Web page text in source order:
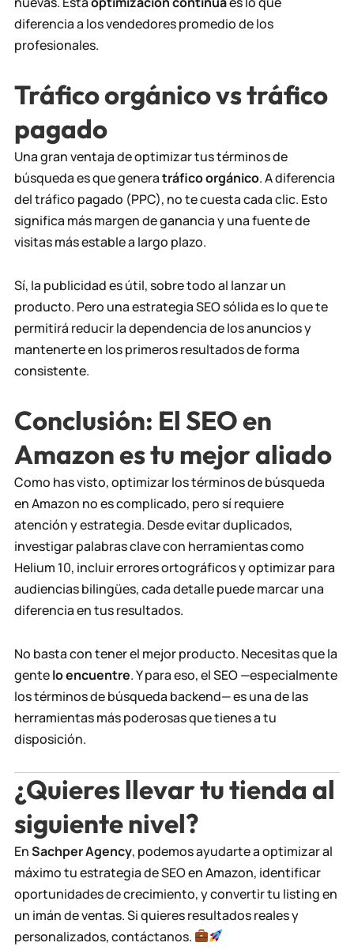
diferencia a los vendedores promedio de los
profesionales.
Tráfico orgánico vs tráfico
pagado
Una gran ventaja de optimizar tus términos de
búsqueda es que generatráfico orgánico. A diferencia
del tráfico pagado (PPC), no te cuesta cada clic. Esto
significa más margen de ganancia y una fuente de
visitas más estable a largo plazo.
Sí, la publicidad es útil, sobre todo al lanzar un
producto. Pero una estrategia SEO sólida es lo que te
permitirá reducir la dependencia de los anuncios y
mantenerte en los primeros resultados de forma
consistente.
Conclusión: El SEO en
Amazon es tu mejor aliado
Como has visto, optimizar los términos de búsqueda
en Amazon no es complicado, pero sí requiere
atención y estrategia. Desde evitar duplicados,
investigar palabras clave con herramientas como
Helium 10, incluir errores ortográficos y optimizar para
audiencias bilingües, cada detalle puede marcar una
diferencia en tus resultados.
No basta con tener el mejor producto. Necesitas que la
gentelo encuentre. Y para eso, el SEO —especialmente
los términos de búsqueda backend— es una de las
herramientas más poderosas que tienes a tu
disposición.
¿Quieres llevar tu tienda al
siguiente nivel?
EnSachper Agency, podemos ayudarte a optimizar al
máximo tu estrategia de SEO en Amazon, identificar
oportunidades de crecimiento, y convertir tu listing en
un imán de ventas. Si quieres resultados reales y
personalizados,contáctanos.